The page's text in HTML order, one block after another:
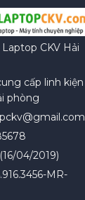
CKV Hải
cấp linh kiện
phòng
04/2019)
MR-